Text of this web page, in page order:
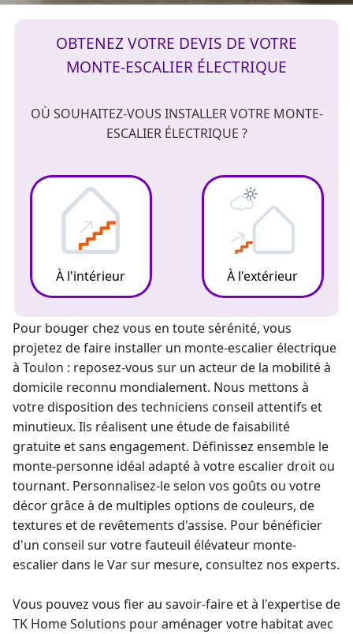
OBTENEZ VOTRE DEVIS DE VOTRE
MONTE-ESCALIER ÉLECTRIQUE
OÙ SOUHAITEZ-VOUS INSTALLER VOTRE MONTE-
ESCALIER ÉLECTRIQUE ?
À l'intérieur À l'extérieur
Pour bouger chez vous en toute sérénité, vous
projetez de faire installer un monte-escalier électrique
à Toulon : reposez-vous sur un acteur de la mobilité à
domicile reconnu mondialement. Nous mettons à
votre disposition des techniciens conseil attentifs et
minutieux. Ils réalisent une étude de faisabilité
gratuite et sans engagement. Définissez ensemble le
monte-personne idéal adapté à votre escalier droit ou
tournant. Personnalisez-le selon vos goûts ou votre
décor grâce à de multiples options de couleurs, de
textures et de revêtements d'assise. Pour bénéficier
d'un conseil sur votrefauteuil élévateur monte-
escalierdans le Var sur mesure, consultez nos experts.
Vous pouvez vous fier au savoir-faire et à l'expertise de
TK Home Solutions pour aménager votre habitat avec